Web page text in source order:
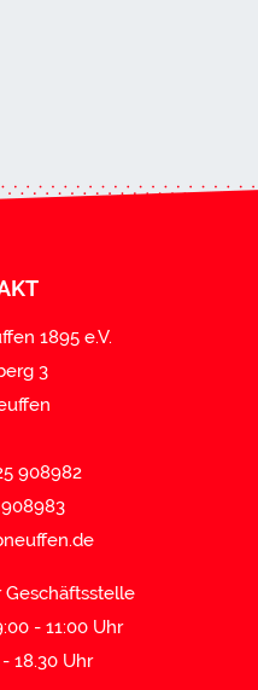
1895 e.V.
3
908982
- 11:00 Uhr
18.30 Uhr